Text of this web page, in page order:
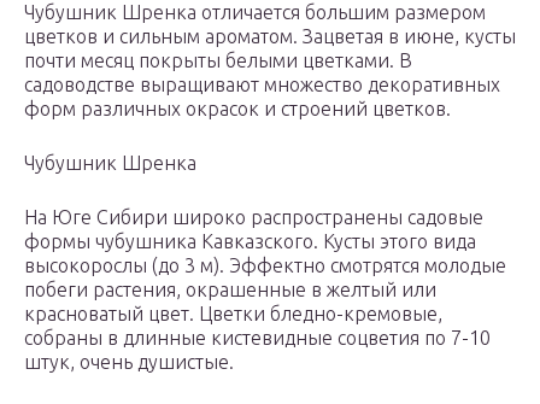
Чубушник Шренка отличается большим размером
цветков и сильным ароматом. Зацветая в июне, кусты
почти месяц покрыты белыми цветками. В
садоводстве выращивают множество декоративных
форм различных окрасок и строений цветков.
Чубушник Шренка
На Юге Сибири широко распространены садовые
формы чубушника Кавказского. Кусты этого вида
высокорослы (до 3 м). Эффектно смотрятся молодые
побеги растения, окрашенные в желтый или
красноватый цвет. Цветки бледно-кремовые,
собраны в длинные кистевидные соцветия по 7-10
штук, очень душистые.